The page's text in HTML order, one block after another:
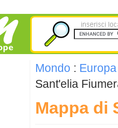
Mondo : Europa
Sant'elia
Mappa di